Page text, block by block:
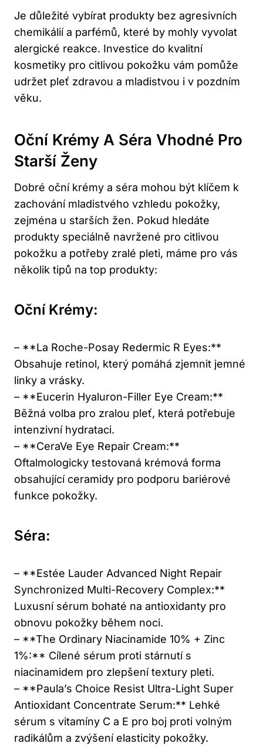
Je důležité vybírat produkty bez agresivních
chemikálií a parfémů, které by mohly vyvolat
alergické reakce. Investice do kvalitní
kosmetiky pro citlivou pokožku vám pomůže
udržet pleť zdravou a mladistvou i v pozdním
věku.
Oční Krémy A Séra Vhodné Pro
Starší Ženy
Dobré oční krémy a séra mohou být klíčem k
zachování mladistvého vzhledu pokožky,
zejména u starších žen. Pokud hledáte
produkty speciálně navržené pro citlivou
pokožku a potřeby zralé pleti, máme pro vás
několik tipů na top produkty:
Oční Krémy:
– **La Roche-Posay Redermic R Eyes:**
Obsahuje retinol, který pomáhá zjemnit jemné
linky a vrásky.
– **Eucerin Hyaluron-Filler Eye Cream:**
Běžná volba pro zralou pleť, která potřebuje
intenzivní hydrataci.
– **CeraVe Eye Repair Cream:**
Oftalmologicky testovaná krémová forma
obsahující ceramidy pro podporu bariérové
funkce pokožky.
Séra:
– **Estée Lauder Advanced Night Repair
Synchronized Multi-Recovery Complex:**
Luxusní sérum bohaté na antioxidanty pro
obnovu pokožky během noci.
– **The Ordinary Niacinamide 10% + Zinc
1%:** Cílené sérum proti stárnutí s
niacinamidem pro zlepšení textury pleti.
– **Paula’s Choice Resist Ultra-Light Super
Antioxidant Concentrate Serum:** Lehké
sérum s vitamíny C a E pro boj proti volným
radikálům a zvýšení elasticity pokožky.